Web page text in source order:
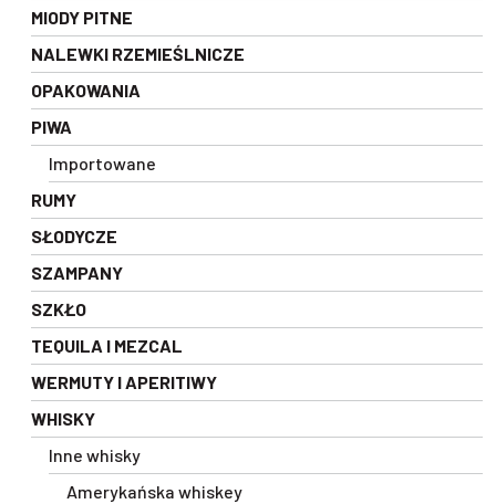
MIODY PITNE
NALEWKI RZEMIEŚLNICZE
OPAKOWANIA
PIWA
Importowane
RUMY
SŁODYCZE
SZAMPANY
SZKŁO
TEQUILA I MEZCAL
WERMUTY I APERITIWY
WHISKY
Inne whisky
Amerykańska whiskey